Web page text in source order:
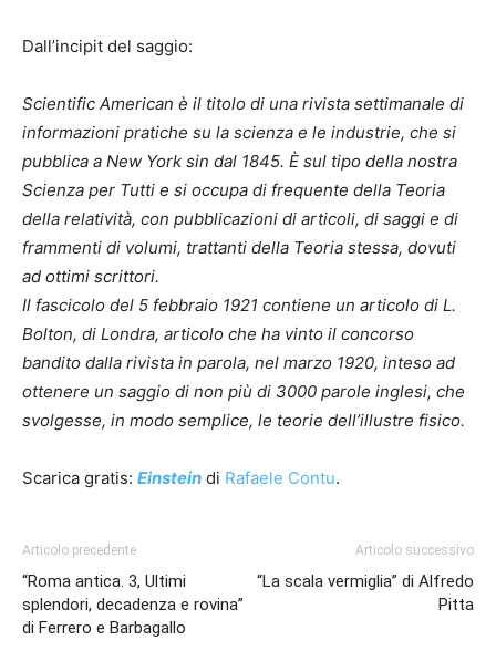
Dall’incipit del saggio:
Scientific American è il titolo di una rivista settimanale di
informazioni pratiche su la scienza e le industrie, che si
pubblica a New York sin dal 1845. È sul tipo della nostra
Scienza per Tutti e si occupa di frequente della Teoria
della relatività, con pubblicazioni di articoli, di saggi e di
frammenti di volumi, trattanti della Teoria stessa, dovuti
ad ottimi scrittori.
Il fascicolo del 5 febbraio 1921 contiene un articolo di L.
Bolton, di Londra, articolo che ha vinto il concorso
bandito dalla rivista in parola, nel marzo 1920, inteso ad
ottenere un saggio di non più di 3000 parole inglesi, che
svolgesse, in modo semplice, le teorie dell’illustre fisico.
Scarica gratis: Einstein di Rafaele Contu.
Articolo precedente
“Roma antica. 3, Ultimi
splendori, decadenza e rovina”
di Ferrero e Barbagallo
Articolo successivo
“La scala vermiglia” di Alfredo
Pitta